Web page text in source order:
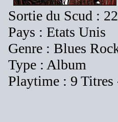
Sortie du Scud :
Pays : Etats Unis
Genre : Blues
Type : Album
Playtime : 9